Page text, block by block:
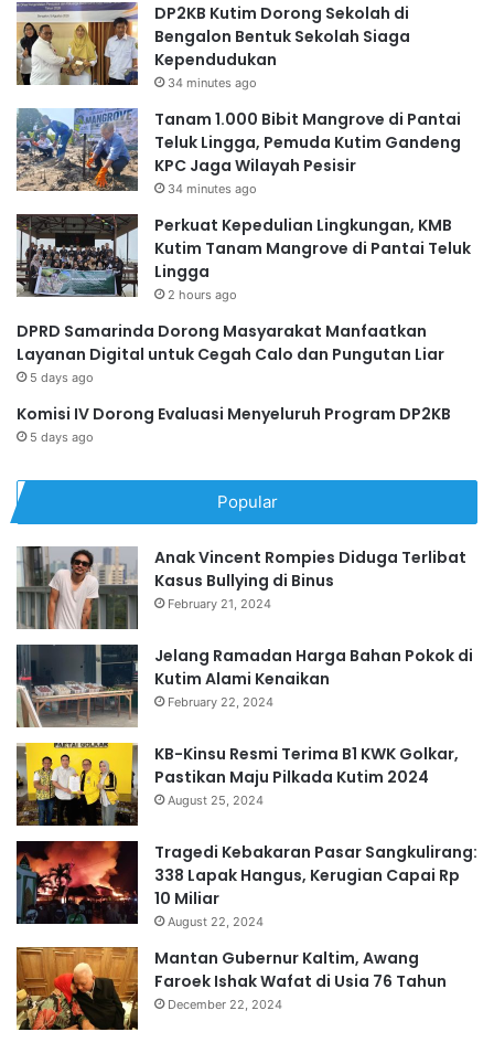
DP2KB Kutim Dorong Sekolah di
Bengalon Bentuk Sekolah Siaga
Kependudukan
34 minutes ago
Tanam 1.000 Bibit Mangrove di Pantai
Teluk Lingga, Pemuda Kutim Gandeng
KPC Jaga Wilayah Pesisir
34 minutes ago
Perkuat Kepedulian Lingkungan, KMB
Kutim Tanam Mangrove di Pantai Teluk
Lingga
2 hours ago
DPRD Samarinda Dorong Masyarakat Manfaatkan
Layanan Digital untuk Cegah Calo dan Pungutan Liar
5 days ago
Komisi IV Dorong Evaluasi Menyeluruh Program DP2KB
5 days ago
Popular
Anak Vincent Rompies Diduga Terlibat
Kasus Bullying di Binus
February 21, 2024
Jelang Ramadan Harga Bahan Pokok di
Kutim Alami Kenaikan
February 22, 2024
KB-Kinsu Resmi Terima B1 KWK Golkar,
Pastikan Maju Pilkada Kutim 2024
August 25, 2024
Tragedi Kebakaran Pasar Sangkulirang:
338 Lapak Hangus, Kerugian Capai Rp
10 Miliar
August 22, 2024
Mantan Gubernur Kaltim, Awang
Faroek Ishak Wafat di Usia 76 Tahun
December 22, 2024